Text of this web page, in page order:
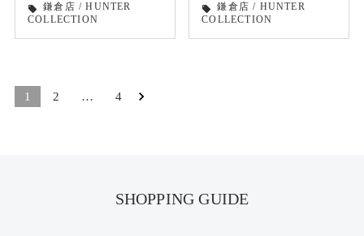
local_offer 鎌倉店 /HUNTER
COLLECTION
local_offer 鎌倉店 / HUNTER
COLLECTION
1 2 … 4
SHOPPING GUIDE